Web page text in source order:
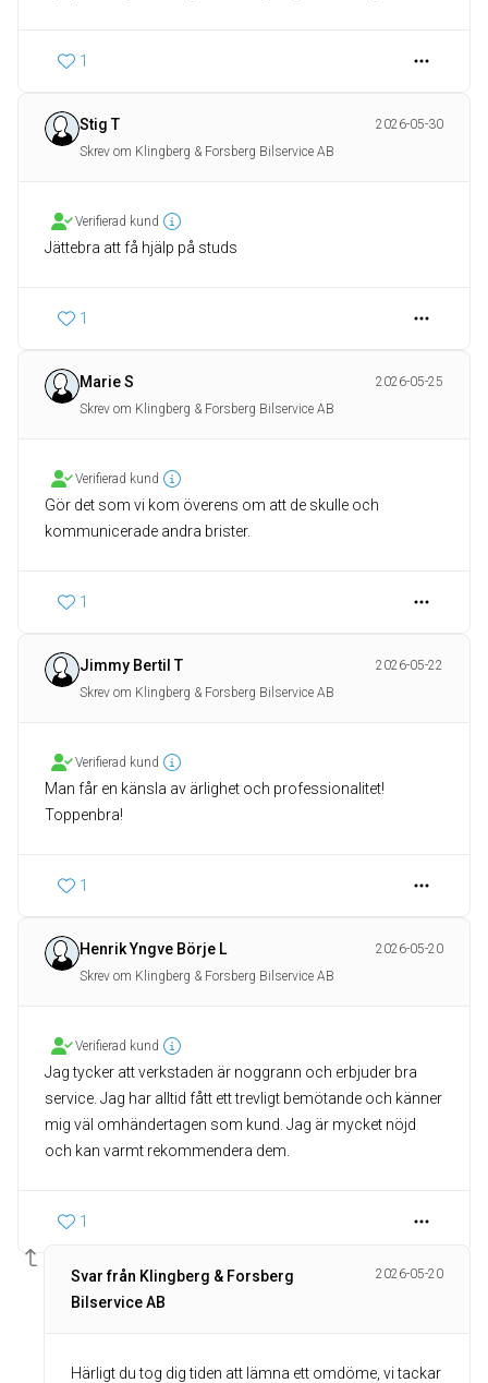
1
Stig T
2026-05-30
Skrev om Klingberg & Forsberg Bilservice AB
Verifierad kund
Jättebra att få hjälp på studs
1
Marie S
2026-05-25
Skrev om Klingberg & Forsberg Bilservice AB
Verifierad kund
Gör det som vi kom överens om att de skulle och
kommunicerade andra brister.
1
Jimmy Bertil T
2026-05-22
Skrev om Klingberg & Forsberg Bilservice AB
Verifierad kund
Man får en känsla av ärlighet och professionalitet!
Toppenbra!
1
Henrik Yngve Börje L
2026-05-20
Skrev om Klingberg & Forsberg Bilservice AB
Verifierad kund
Jag tycker att verkstaden är noggrann och erbjuder bra
service. Jag har alltid fått ett trevligt bemötande och känner
mig väl omhändertagen som kund. Jag är mycket nöjd
och kan varmt rekommendera dem.
1
Svar från Klingberg & Forsberg
Bilservice AB
2026-05-20
Härligt du tog dig tiden att lämna ett omdöme, vi tackar